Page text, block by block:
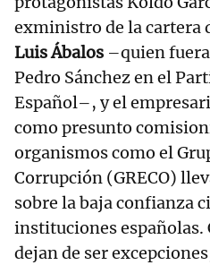
exministro de la cartera
Luis Ábalos –quien
Pedro Sánchez en el
Español–, y el
como presunto
organismos como el
Corrupción (GRECO)
sobre la baja confianza
instituciones españolas.
dejan de ser